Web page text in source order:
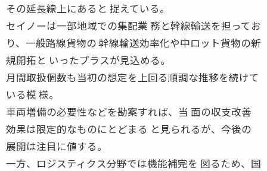
その延長線上にあると 捉えている。
セイノーは一部地域での集配業 務と幹線輸送を担ってお
り、一般路線貨物の 幹線輸送効率化や中ロット貨物の新
規開拓と いったプラスが見込める。
月間取扱個数も当初の想定を上回る順調な推移を続けて
いる模 様。
車両増備の必要性などを勘案すれば、当 面の収支改善
効果は限定的なものにとどまる と見られるが、今後の
展開は注目に値する。
一方、ロジスティクス分野では機能補完を 図るため、国